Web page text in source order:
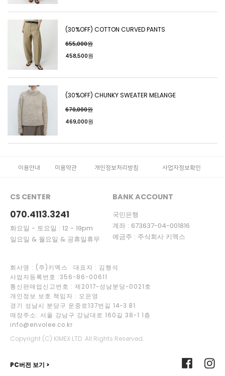
(30%OFF) COTTON CURVED PANTS
655,000원
458,500원
(30%OFF) CHUNKY SWEATER MELANGE
670,000원
469,000원
이용안내 이용약관 개인정보처리방침 사업자정보확인
CS CENTER
070.4113.3241
화요일 - 토요일 : 12 - 19pm
일요일 & 월요일 & 공휴일휴무
BANK ACCOUNT
국민은행
계좌 : 673637-04-001816
예금주 : 주식회사 키멕스
회사명 : (주)키멕스 대표자 : 김행석
사업자등록번호 :356-86-00611
통신판매업신고번호 : 제2017-성남분당-0021호
개인정보 보호 책임자 : 오은영
경기 성남시 분당구 운중로137번길 14-3 B1
매장주소: 서울 강남구 강남대로 160길 38-1 1층
info@envolee.co.kr
Copyright (C) KIMEX LTD. All Rights Reserved.
PC버전 보기 >